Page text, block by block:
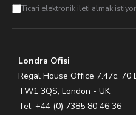
Ticari elektronik ileti almak
Londra Ofisi
Regal House Office 7.47c, 70
TW1 3QS, London - UK
Tel: +44 (0) 7385 80 46 36